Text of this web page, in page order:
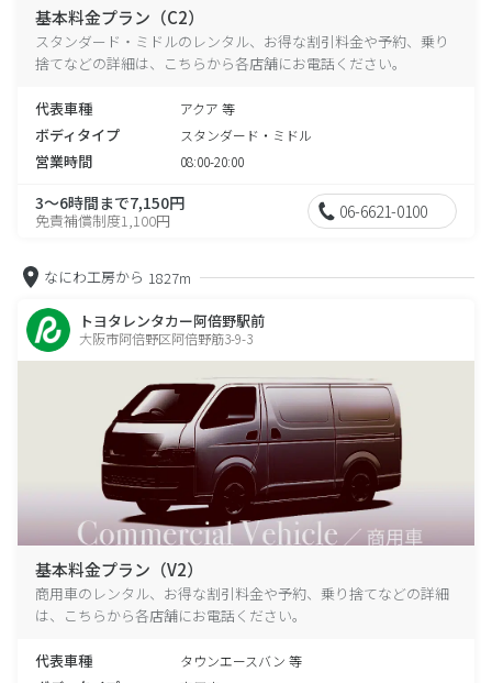
基本料金プラン（C2）
スタンダード・ミドルのレンタル、お得な割引料金や予約、乗り
捨てなどの詳細は、こちらから各店舗にお電話ください。
代表車種 アクア 等
ボディタイプ スタンダード・ミドル
営業時間 08:00-20:00
3～6時間まで7,150円
免責補償制度1,100円 06-6621-0100
なにわ工房から 1827m
トヨタレンタカー阿倍野駅前
大阪市阿倍野区阿倍野筋3-9-3
基本料金プラン（V2）
商用車のレンタル、お得な割引料金や予約、乗り捨てなどの詳細
は、こちらから各店舗にお電話ください。
代表車種 タウンエースバン 等